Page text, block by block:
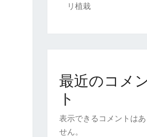
リ植栽
最近のコメ
ト
表示できるコメントはあ
せん。